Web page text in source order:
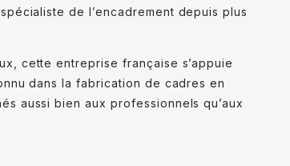
de l’encadrement depuis plus
cette entreprise française s’appuie
dans la fabrication de cadres en
aussi bien aux professionnels qu’aux